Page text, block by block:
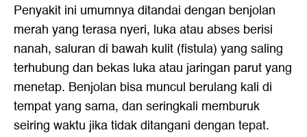
Penyakit ini umumnya ditandai dengan benjolan
merah yang terasa nyeri, luka atau abses berisi
nanah, saluran di bawah kulit (fistula) yang saling
terhubung dan bekas luka atau jaringan parut yang
menetap. Benjolan bisa muncul berulang kali di
tempat yang sama, dan seringkali memburuk
seiring waktu jika tidak ditangani dengan tepat.